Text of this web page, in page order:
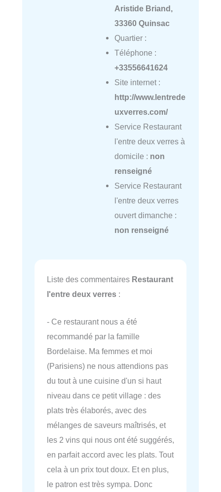
Aristide Briand,
33360 Quinsac
Quartier :
Téléphone :
+33556641624
Site internet :
http://www.lentrede
uxverres.com/
Service Restaurant
l'entre deux verres à
domicile : non
renseigné
Service Restaurant
l'entre deux verres
ouvert dimanche :
non renseigné
Liste des commentaires Restaurant
l'entre deux verres :
- Ce restaurant nous a été
recommandé par la famille
Bordelaise. Ma femmes et moi
(Parisiens) ne nous attendions pas
du tout à une cuisine d'un si haut
niveau dans ce petit village : des
plats très élaborés, avec des
mélanges de saveurs maîtrisés, et
les 2 vins qui nous ont été suggérés,
en parfait accord avec les plats. Tout
cela à un prix tout doux. Et en plus,
le patron est très sympa. Donc